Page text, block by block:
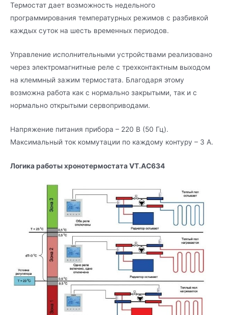
Термостат дает возможность недельного
программирования температурных режимов с разбивкой
каждых суток на шесть временных периодов.
Управление исполнительными устройствами реализовано
через электромагнитные реле с трехконтактным выходом
на клеммный зажим термостата. Благодаря этому
возможна работа как с нормально закрытыми, так и с
нормально открытыми сервоприводами.
Напряжение питания прибора – 220 B (50 Гц).
Максимальный ток коммутации по каждому контуру – 3 A.
Логика работы хронотермостата VT.AC634